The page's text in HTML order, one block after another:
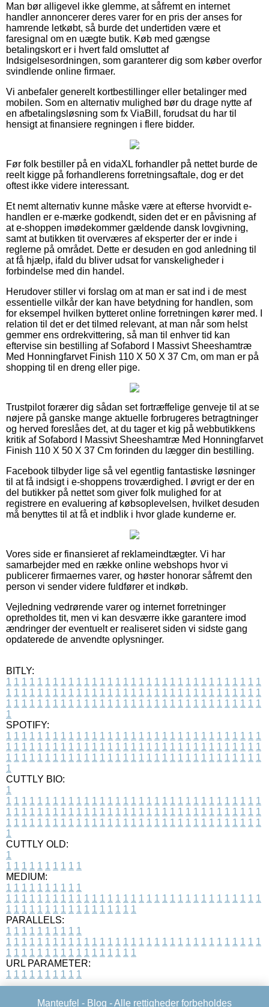
Man bør alligevel ikke glemme, at såfremt en internet
handler annoncerer deres varer for en pris der anses for
hamrende letkøbt, så burde det undertiden være et
faresignal om en uægte butik. Køb med gængse
betalingskort er i hvert fald omsluttet af
Indsigelsesordningen, som garanterer dig som køber overfor
svindlende online firmaer.
Vi anbefaler generelt kortbestillinger eller betalinger med
mobilen. Som en alternativ mulighed bør du drage nytte af
en afbetalingsløsning som fx ViaBill, forudsat du har til
hensigt at finansiere regningen i flere bidder.
Før folk bestiller på en vidaXL forhandler på nettet burde de
reelt kigge på forhandlerens forretningsaftale, dog er det
oftest ikke videre interessant.
Et nemt alternativ kunne måske være at efterse hvorvidt e-
handlen er e-mærke godkendt, siden det er en påvisning af
at e-shoppen imødekommer gældende dansk lovgivning,
samt at butikken tit overværes af eksperter der er inde i
reglerne på området. Dette er desuden en god anledning til
at få hjælp, ifald du bliver udsat for vanskeligheder i
forbindelse med din handel.
Herudover stiller vi forslag om at man er sat ind i de mest
essentielle vilkår der kan have betydning for handlen, som
for eksempel hvilken bytteret online forretningen kører med. I
relation til det er det tilmed relevant, at man når som helst
gemmer ens ordrekvittering, så man til enhver tid kan
eftervise sin bestilling af Sofabord I Massivt Sheeshamtræ
Med Honningfarvet Finish 110 X 50 X 37 Cm, om man er på
shopping til en dreng eller pige.
Trustpilot forærer dig sådan set fortræffelige genveje til at se
nøjere på ganske mange aktuelle forbrugeres betragtninger
og herved foreslåes det, at du tager et kig på webbutikkens
kritik af Sofabord I Massivt Sheeshamtræ Med Honningfarvet
Finish 110 X 50 X 37 Cm forinden du lægger din bestilling.
Facebook tilbyder lige så vel egentlig fantastiske løsninger
til at få indsigt i e-shoppens troværdighed. I øvrigt er der en
del butikker på nettet som giver folk mulighed for at
registrere en evaluering af købsoplevelsen, hvilket desuden
må benyttes til at få et indblik i hvor glade kunderne er.
Vores side er finansieret af reklameindtægter. Vi har
samarbejder med en række online webshops hvor vi
publicerer firmaernes varer, og høster honorar såfremt den
person vi sender videre fuldfører et indkøb.
Vejledning vedrørende varer og internet forretninger
opretholdes tit, men vi kan desværre ikke garantere imod
ændringer der eventuelt er realiseret siden vi sidste gang
opdaterede de anvendte oplysninger.
BITLY:
1 1 1 1 1 1 1 1 1 1 1 1 1 1 1 1 1 1 1 1 1 1 1 1 1 1 1 1 1 1 1 1 1
1 1 1 1 1 1 1 1 1 1 1 1 1 1 1 1 1 1 1 1 1 1 1 1 1 1 1 1 1 1 1 1 1
1 1 1 1 1 1 1 1 1 1 1 1 1 1 1 1 1 1 1 1 1 1 1 1 1 1 1 1 1 1 1 1 1
1
SPOTIFY:
1 1 1 1 1 1 1 1 1 1 1 1 1 1 1 1 1 1 1 1 1 1 1 1 1 1 1 1 1 1 1 1 1
1 1 1 1 1 1 1 1 1 1 1 1 1 1 1 1 1 1 1 1 1 1 1 1 1 1 1 1 1 1 1 1 1
1 1 1 1 1 1 1 1 1 1 1 1 1 1 1 1 1 1 1 1 1 1 1 1 1 1 1 1 1 1 1 1 1
1
CUTTLY BIO:
1
1 1 1 1 1 1 1 1 1 1 1 1 1 1 1 1 1 1 1 1 1 1 1 1 1 1 1 1 1 1 1 1 1
1 1 1 1 1 1 1 1 1 1 1 1 1 1 1 1 1 1 1 1 1 1 1 1 1 1 1 1 1 1 1 1 1
1 1 1 1 1 1 1 1 1 1 1 1 1 1 1 1 1 1 1 1 1 1 1 1 1 1 1 1 1 1 1 1 1
1
CUTTLY OLD:
1
1 1 1 1 1 1 1 1 1 1
MEDIUM:
1 1 1 1 1 1 1 1 1 1
1 1 1 1 1 1 1 1 1 1 1 1 1 1 1 1 1 1 1 1 1 1 1 1 1 1 1 1 1 1 1 1 1
1 1 1 1 1 1 1 1 1 1 1 1 1 1 1 1 1
PARALLELS:
1 1 1 1 1 1 1 1 1 1
1 1 1 1 1 1 1 1 1 1 1 1 1 1 1 1 1 1 1 1 1 1 1 1 1 1 1 1 1 1 1 1 1
1 1 1 1 1 1 1 1 1 1 1 1 1 1 1 1 1
URL PARAMETER:
1 1 1 1 1 1 1 1 1 1
Manteufel - Blog - Alle rettigheder forbeholdes